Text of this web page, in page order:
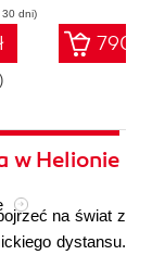
30 dni)
w Helionie
na świat z
dystansu.